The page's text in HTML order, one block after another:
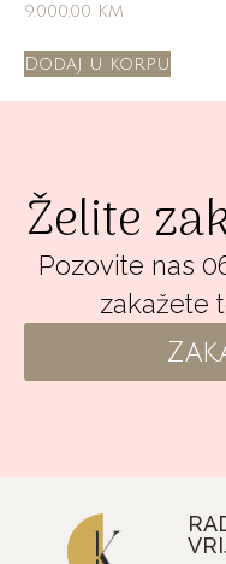
9.000,00 KM
Dodaj u korpu
Želite
Pozovite nas
zakažete